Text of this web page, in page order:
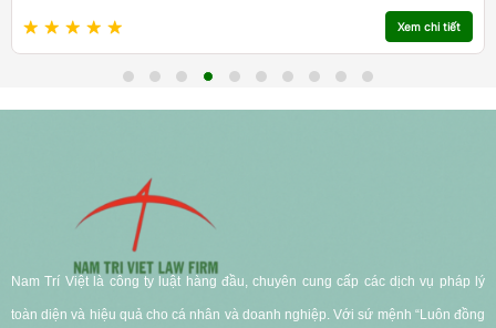
Xem chi tiết
Nam Trí Việt là công ty luật hàng đầu, chuyên cung cấp các dịch vụ pháp lý
toàn diện và hiệu quả cho cá nhân và doanh nghiệp. Với sứ mệnh “Luôn đồng